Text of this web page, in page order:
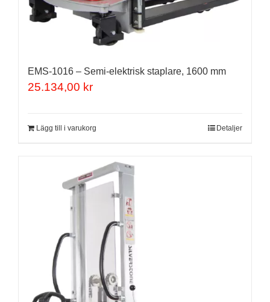
EMS-1016 – Semi-elektrisk staplare, 1600 mm
25.134,00 kr
Lägg till i varukorg Detaljer